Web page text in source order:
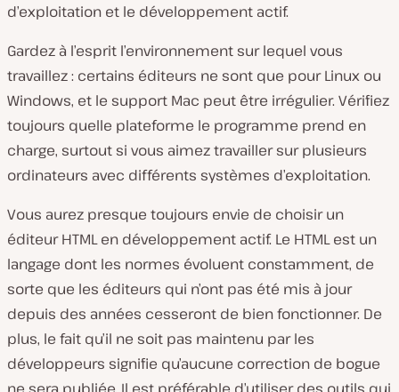
d’exploitation et le développement actif.
Gardez à l’esprit l’environnement sur lequel vous
travaillez : certains éditeurs ne sont que pour Linux ou
Windows, et le support Mac peut être irrégulier. Vérifiez
toujours quelle plateforme le programme prend en
charge, surtout si vous aimez travailler sur plusieurs
ordinateurs avec différents systèmes d’exploitation.
Vous aurez presque toujours envie de choisir un
éditeur HTML en développement actif. Le HTML est un
langage dont les normes évoluent constamment, de
sorte que les éditeurs qui n’ont pas été mis à jour
depuis des années cesseront de bien fonctionner. De
plus, le fait qu’il ne soit pas maintenu par les
développeurs signifie qu’aucune correction de bogue